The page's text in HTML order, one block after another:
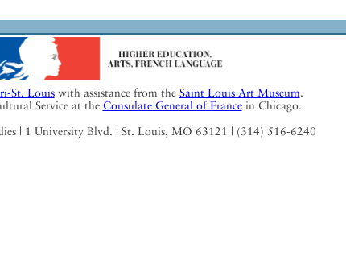
St. Louiswith assistance from the Saint Louis Art Museum.
Service at the Consulate General of Francein Chicago.
| 1 University Blvd. | St. Louis, MO 63121 | (314) 516-6240